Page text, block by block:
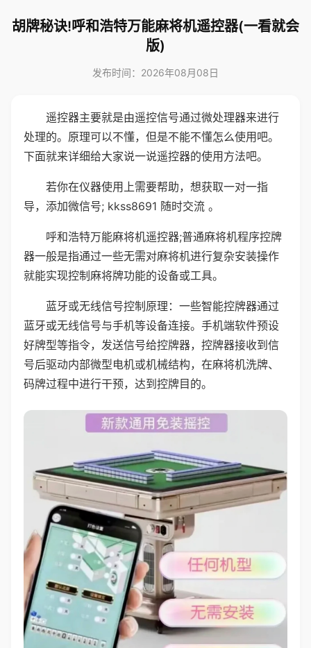
胡牌秘诀!呼和浩特万能麻将机遥控器(一看就会
版)
发布时间：2026年08月08日
遥控器主要就是由遥控信号通过微处理器来进行
处理的。原理可以不懂，但是不能不懂怎么使用吧。
下面就来详细给大家说一说遥控器的使用方法吧。
若你在仪器使用上需要帮助，想获取一对一指
导，添加微信号; kkss8691 随时交流 。
呼和浩特万能麻将机遥控器;普通麻将机程序控牌
器一般是指通过一些无需对麻将机进行复杂安装操作
就能实现控制麻将牌功能的设备或工具。
蓝牙或无线信号控制原理：一些智能控牌器通过
蓝牙或无线信号与手机等设备连接。手机端软件预设
好牌型等指令，发送信号给控牌器，控牌器接收到信
号后驱动内部微型电机或机械结构，在麻将机洗牌、
码牌过程中进行干预，达到控牌目的。